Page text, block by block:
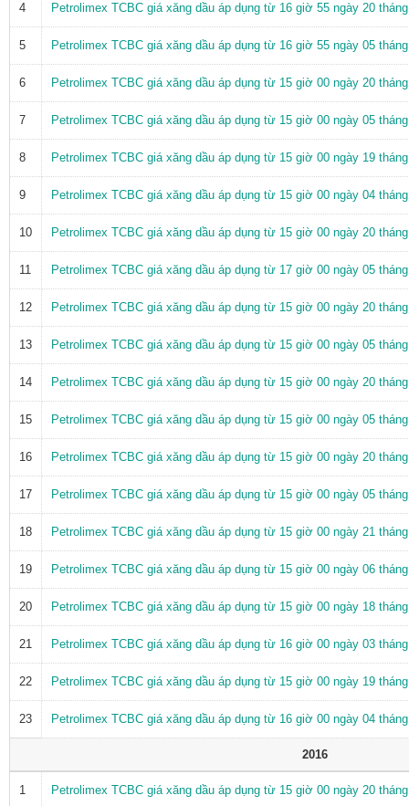
4 Petrolimex TCBC giá xăng dầu áp dụng từ 16 giờ 55 ngày 20
5 Petrolimex TCBC giá xăng dầu áp dụng từ 16 giờ 55 ngày 05
6 Petrolimex TCBC giá xăng dầu áp dụng từ 15 giờ 00 ngày 20
7 Petrolimex TCBC giá xăng dầu áp dụng từ 15 giờ 00 ngày 05
8 Petrolimex TCBC giá xăng dầu áp dụng từ 15 giờ 00 ngày 19
9 Petrolimex TCBC giá xăng dầu áp dụng từ 15 giờ 00 ngày 04
10 Petrolimex TCBC giá xăng dầu áp dụng từ 15 giờ 00 ngày 20
11 Petrolimex TCBC giá xăng dầu áp dụng từ 17 giờ 00 ngày 05
12 Petrolimex TCBC giá xăng dầu áp dụng từ 15 giờ 00 ngày 20
13 Petrolimex TCBC giá xăng dầu áp dụng từ 15 giờ 00 ngày 05
14 Petrolimex TCBC giá xăng dầu áp dụng từ 15 giờ 00 ngày 20
15 Petrolimex TCBC giá xăng dầu áp dụng từ 15 giờ 00 ngày 05
16 Petrolimex TCBC giá xăng dầu áp dụng từ 15 giờ 00 ngày 20
17 Petrolimex TCBC giá xăng dầu áp dụng từ 15 giờ 00 ngày 05
18 Petrolimex TCBC giá xăng dầu áp dụng từ 15 giờ 00 ngày 21
19 Petrolimex TCBC giá xăng dầu áp dụng từ 15 giờ 00 ngày 06
20 Petrolimex TCBC giá xăng dầu áp dụng từ 15 giờ 00 ngày 18
21 Petrolimex TCBC giá xăng dầu áp dụng từ 16 giờ 00 ngày 03
22 Petrolimex TCBC giá xăng dầu áp dụng từ 15 giờ 00 ngày 19
23 Petrolimex TCBC giá xăng dầu áp dụng từ 16 giờ 00 ngày 04
2016
1 Petrolimex TCBC giá xăng dầu áp dụng từ 15 giờ 00 ngày 20